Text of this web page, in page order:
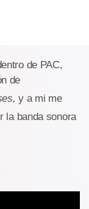
de PAC,
de
y a mi me
la banda sonora